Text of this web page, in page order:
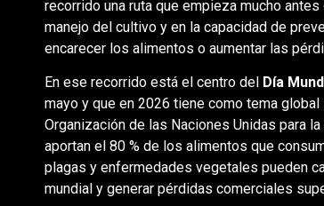
recorrido una ruta que empieza mucho
manejo del cultivo y en la capacidad de
encarecer los alimentos o aumentar las
En ese recorrido está el centro del Día
mayo y que en 2026 tiene como tema global
Organización de las Naciones Unidas para
aportan el 80 % de los alimentos que
plagas y enfermedades vegetales pueden
mundial y generar pérdidas comerciales